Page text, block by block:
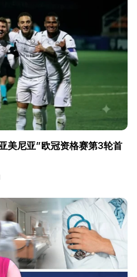
美尼亚”欧冠资格赛第3轮首